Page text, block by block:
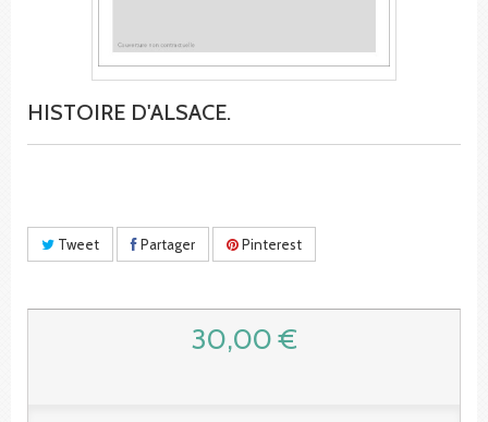
HISTOIRE D'ALSACE.
Tweet Partager Pinterest
30,00 €